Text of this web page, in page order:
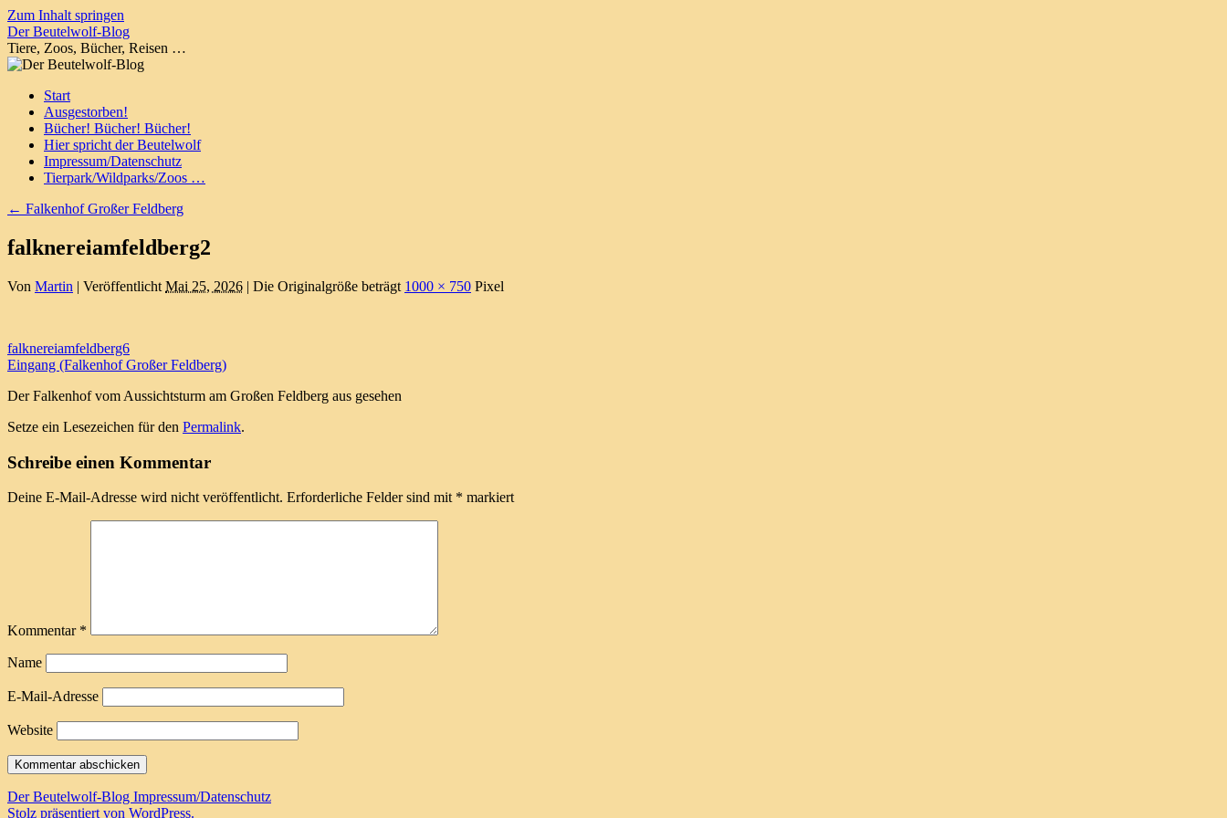
Zum Inhalt springen
Der Beutelwolf-Blog
Tiere, Zoos, Bücher, Reisen …
Start
Ausgestorben!
Bücher! Bücher! Bücher!
Hier spricht der Beutelwolf
Impressum/Datenschutz
Tierpark/Wildparks/Zoos …
← Falkenhof Großer Feldberg
falknereiamfeldberg2
Von Martin | Veröffentlicht Mai 25, 2026 | Die Originalgröße beträgt 1000 × 750 Pixel
falknereiamfeldberg6
Eingang (Falkenhof Großer Feldberg)
Der Falkenhof vom Aussichtsturm am Großen Feldberg aus gesehen
Setze ein Lesezeichen für den Permalink.
Schreibe einen Kommentar
Deine E-Mail-Adresse wird nicht veröffentlicht. Erforderliche Felder sind mit * markiert
Kommentar *
Name
E-Mail-Adresse
Website
Der Beutelwolf-Blog Impressum/Datenschutz
Stolz präsentiert von WordPress.